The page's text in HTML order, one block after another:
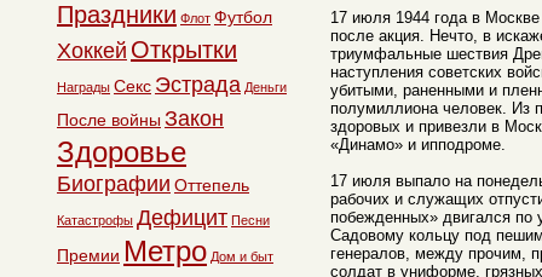
17 июля 1944 года в
после акция. Нечто, в
триумфальные шествия
наступления советских
убитыми, раненными и
полумиллиона человек. Из
здоровых и привезли в
«Динамо» и ипподроме.
17 июля выпало на
рабочих и служащих
побежденных» двигался по
Садовому кольцу под
генералов, между прочим,
солдат в униформе,
Праздники Флот Футбол
Хоккей Открытки
Награды Секс Эстрада Деньги
После войны Закон
Здоровье
Биографии Оттепель
Катастрофы Дефицит Песни
Премии Метро Дом и быт